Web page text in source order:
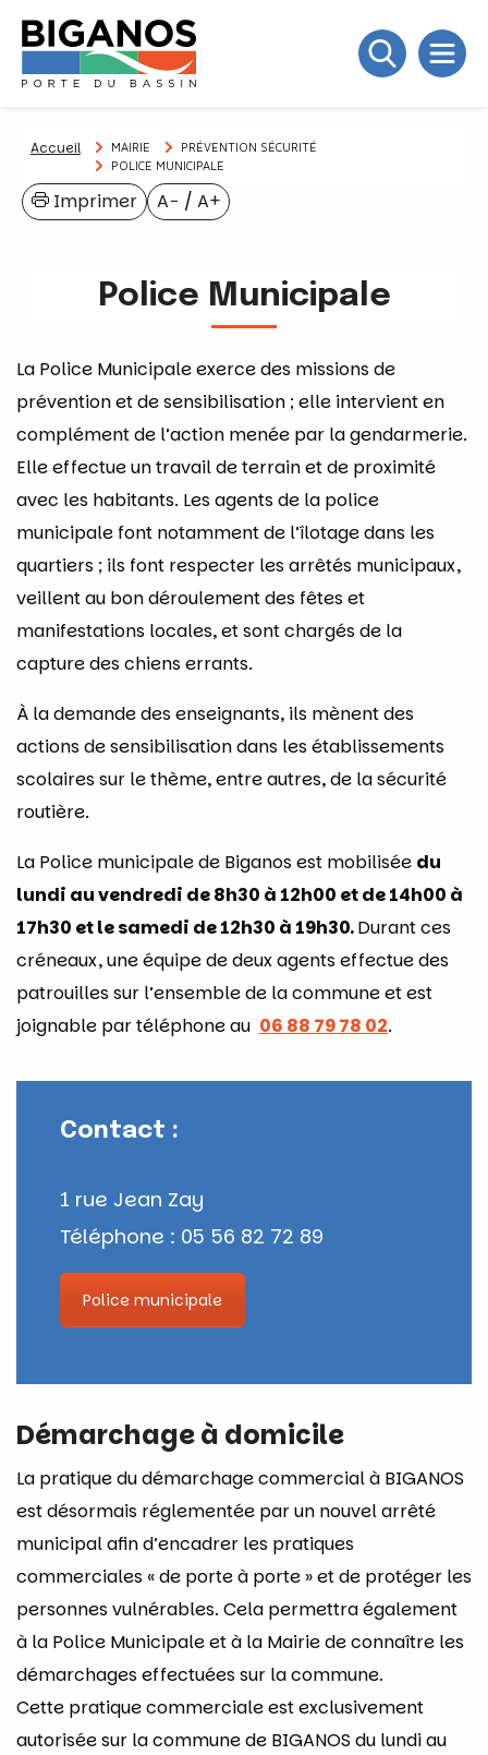
Accueil MAIRIE
PRÉVENTION SÉCURITÉ
POLICE MUNICIPALE
A− / A+
Imprimer
Police Municipale
La Police Municipale exerce des missions de
prévention et de sensibilisation ; elle intervient en
complément de l’action menée par la gendarmerie.
Elle effectue un travail de terrain et de proximité
avec les habitants. Les agents de la police
municipale font notamment de l’îlotage dans les
quartiers ; ils font respecter les arrêtés municipaux,
veillent au bon déroulement des fêtes et
manifestations locales, et sont chargés de la
capture des chiens errants.
À la demande des enseignants, ils mènent des
actions de sensibilisation dans les établissements
scolaires sur le thème, entre autres, de la sécurité
routière.
La Police municipale de Biganos est mobilisée du
lundi au vendredi de 8h30 à 12h00 et de 14h00 à
17h30 etle samedi de 12h30 à 19h30.Durant ces
créneaux, une équipe de deux agents effectue des
patrouilles sur l’ensemble de la commune et est
joignable par téléphone au 06 88 79 78 02.
Contact :
1 rue Jean Zay
Téléphone : 05 56 82 72 89
Police municipale
Démarchage à domicile
La pratique du démarchage commercial à BIGANOS
est désormais réglementée par un nouvel arrêté
municipal afin d’encadrer les pratiques
commerciales « de porte à porte » et de protéger les
personnes vulnérables. Cela permettra également
à la Police Municipale et à la Mairie de connaître les
démarchages effectuées sur la commune.
Cette pratique commerciale est exclusivement
autorisée sur la commune de BIGANOS du lundi au